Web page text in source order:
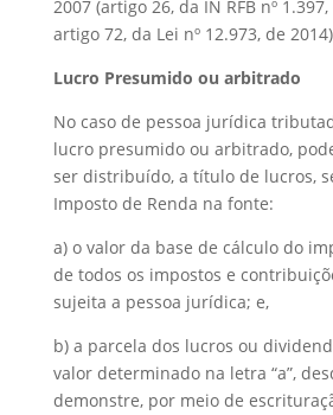
2007 (artigo 26, da IN RFB nº
artigo 72, da Lei nº 12.973, de
Lucro Presumido ou arbitrado
No caso de pessoa jurídica
lucro presumido ou arbitrado,
ser distribuído, a título de lucros,
Imposto de Renda na fonte:
a) o valor da base de cálculo do
de todos os impostos e
sujeita a pessoa jurídica; e,
b) a parcela dos lucros ou
valor determinado na letra “a”,
demonstre, por meio de